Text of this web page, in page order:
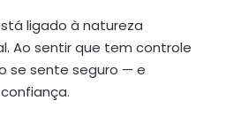
ligado à natureza
Ao sentir que tem controle
se sente seguro — e